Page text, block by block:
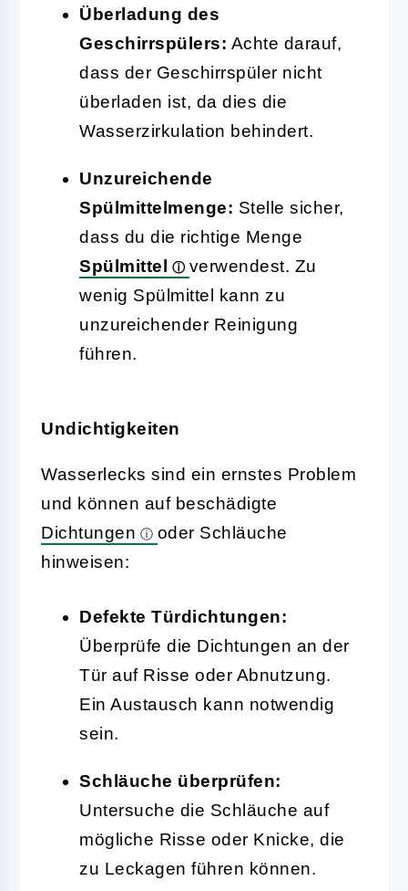
Überladung des
Geschirrspülers: Achte darauf,
dass der Geschirrspüler nicht
überladen ist, da dies die
Wasserzirkulation behindert.
Unzureichende
Spülmittelmenge: Stelle sicher,
dass du die richtige Menge
Spülmittel
verwendest. Zu
wenig Spülmittel kann zu
unzureichender Reinigung
führen.
Undichtigkeiten
Wasserlecks sind ein ernstes Problem
und können auf beschädigte
Dichtungen
oder Schläuche
hinweisen:
Defekte Türdichtungen:
Überprüfe die Dichtungen an der
Tür auf Risse oder Abnutzung.
Ein Austausch kann notwendig
sein.
Schläuche überprüfen:
Untersuche die Schläuche auf
mögliche Risse oder Knicke, die
zu Leckagen führen können.